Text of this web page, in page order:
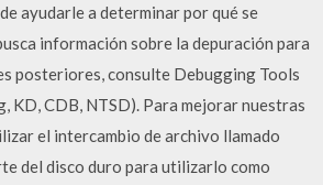
ayudarle a determinar por qué se
información sobre la depuración para
posteriores, consulte Debugging Tools
KD, CDB, NTSD). Para mejorar nuestras
el intercambio de archivo llamado
del disco duro para utilizarlo como